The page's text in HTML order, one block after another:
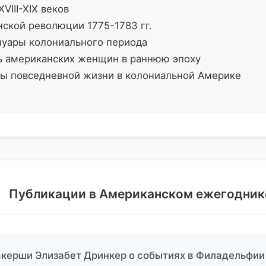
XIX веков
революции 1775-1783 гг.
колониального периода
американских женщин в раннюю эпоху
повседневной жизни в колониальной Америке
Публикации в Американском
Элизабет Дринкер о событиях в Филадельфии